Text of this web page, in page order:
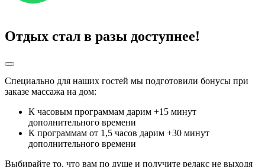
Отдых стал в разы доступнее!
Специально для наших гостей мы подготовили бонусы при
заказе массажа на дом:
К часовым программам дарим +15 минут
дополнительного времени
К программам от 1,5 часов дарим +30 минут
дополнительного времени
Выбирайте то, что вам по душе и получите релакс не выходя